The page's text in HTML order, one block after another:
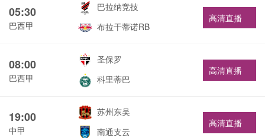
05:30
巴西甲
巴拉纳竞技
布拉干蒂诺RB
高清直播
08:00
巴西甲
圣保罗
科里蒂巴
高清直播
19:00
中甲
苏州东吴
南通支云
高清直播